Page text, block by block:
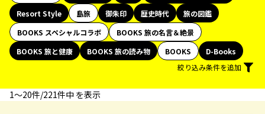
Resort Style
島旅 御朱印 歴史時代
旅の図鑑
BOOKS スペシャルコラボ
BOOKS 旅の名言＆絶景
BOOKS 旅と健康
BOOKS 旅の読み物 BOOKS
D-Books
絞り込み条件を追加
1〜20件/221件中 を表示